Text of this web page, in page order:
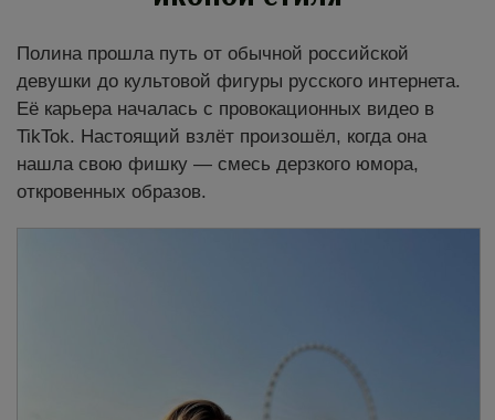
Полина прошла путь от обычной российской
девушки до культовой фигуры русского интернета.
Её карьера началась с провокационных видео в
TikTok. Настоящий взлёт произошёл, когда она
нашла свою фишку — смесь дерзкого юмора,
откровенных образов.